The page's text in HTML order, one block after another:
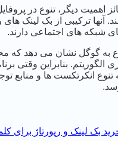
اهمیت دیگر، تنوع در
آنها ترکیبی از بک لینک
شبکه های اجتماعی دارند.
به گوگل نشان می دهد
الگوریتم. بنابراین وقتی
تنوع انکرتکست ها و منابع